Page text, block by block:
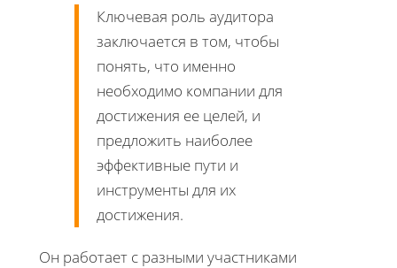
Ключевая роль аудитора
заключается в том, чтобы
понять, что именно
необходимо компании для
достижения ее целей, и
предложить наиболее
эффективные пути и
инструменты для их
достижения.
Он работает с разными участниками